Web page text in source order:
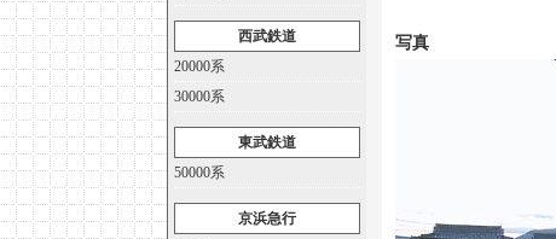
西武鉄道
20000系
30000系
東武鉄道
50000系
京浜急行
写真